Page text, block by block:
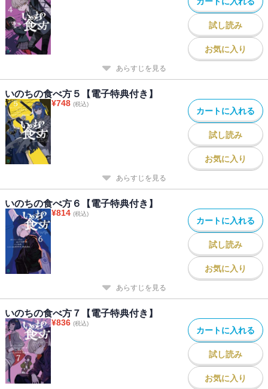
試し読み
お気に入り
あらすじを見る
いのちの食べ方５【電子特典付き】
¥748 (税込)
カートに入れる
試し読み
お気に入り
あらすじを見る
いのちの食べ方６【電子特典付き】
¥814 (税込)
カートに入れる
試し読み
お気に入り
あらすじを見る
いのちの食べ方７【電子特典付き】
¥836 (税込)
カートに入れる
試し読み
お気に入り